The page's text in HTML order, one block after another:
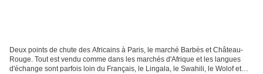
Deux points de chute des Africains à Paris, le marché Barbès et Château-
Rouge. Tout est vendu comme dans les marchés d'Afrique et les langues
d'échange sont parfois loin du Français, le Lingala, le Swahili, le Wolof et